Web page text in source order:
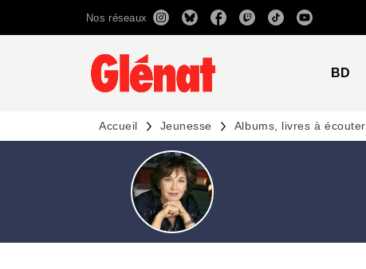
RECHERCHE CONTENU
Nos réseaux
BD
Accueil Jeunesse Albums, livres à écouter